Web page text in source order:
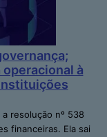
à
resolução nº 538
financeiras. Ela sai